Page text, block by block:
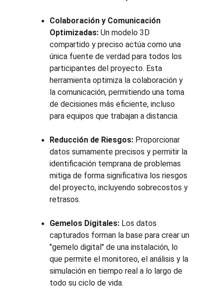
Colaboración y Comunicación
Optimizadas: Un modelo 3D
compartido y preciso actúa como una
única fuente de verdad para todos los
participantes del proyecto. Esta
herramienta optimiza la colaboración y
la comunicación, permitiendo una toma
de decisiones más eficiente, incluso
para equipos que trabajan a distancia.
Reducción de Riesgos: Proporcionar
datos sumamente precisos y permitir la
identificación temprana de problemas
mitiga de forma significativa los riesgos
del proyecto, incluyendo sobrecostos y
retrasos.
Gemelos Digitales: Los datos
capturados forman la base para crear un
"gemelo digital" de una instalación, lo
que permite el monitoreo, el análisis y la
simulación en tiempo real a lo largo de
todo su ciclo de vida.